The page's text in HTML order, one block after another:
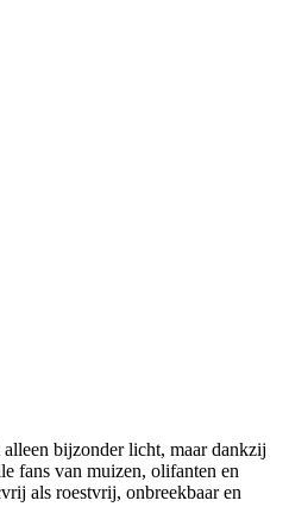
bijzonder licht, maar dankzij
fans van muizen, olifanten en
als roestvrij, onbreekbaar en